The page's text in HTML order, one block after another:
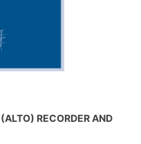
RECORDER AND